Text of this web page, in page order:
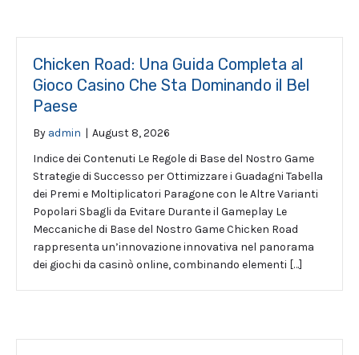
Chicken Road: Una Guida Completa al
Gioco Casino Che Sta Dominando il Bel
Paese
By admin | August 8, 2026
Indice dei Contenuti Le Regole di Base del Nostro Game
Strategie di Successo per Ottimizzare i Guadagni Tabella
dei Premi e Moltiplicatori Paragone con le Altre Varianti
Popolari Sbagli da Evitare Durante il Gameplay Le
Meccaniche di Base del Nostro Game Chicken Road
rappresenta un’innovazione innovativa nel panorama
dei giochi da casinò online, combinando elementi […]